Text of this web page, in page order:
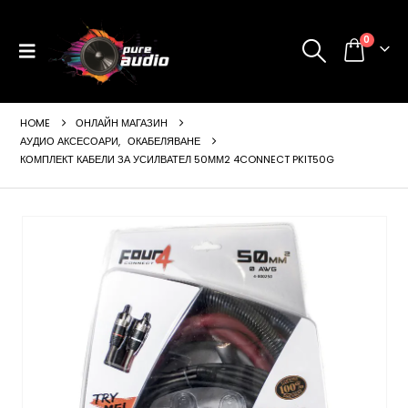
0
HOME
ОНЛАЙН МАГАЗИН
АУДИО АКСЕСОАРИ, ОКАБЕЛЯВАНЕ
КОМПЛЕКТ КАБЕЛИ ЗА УСИЛВАТЕЛ 50ММ2 4CONNECT PKIT50G